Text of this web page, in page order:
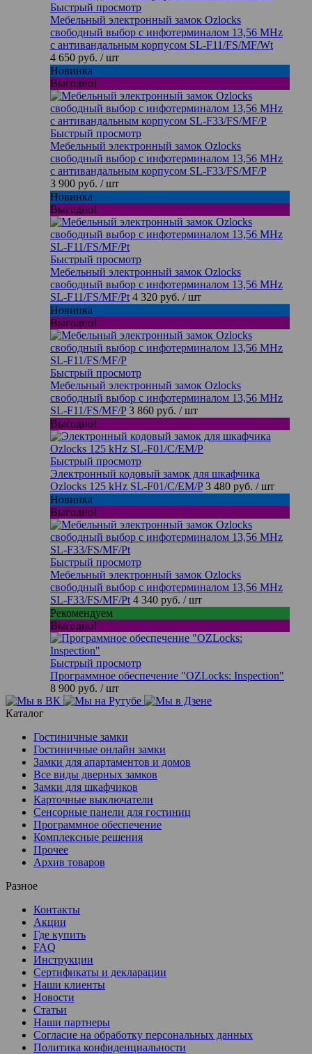
Быстрый просмотр
Мебельный электронный замок Ozlocks
свободный выбор с инфотерминалом 13,56 MHz
с антивандальным корпусом SL-F11/FS/MF/Wt
4 650 руб. / шт
Новинка
Выгодно!
Быстрый просмотр
Мебельный электронный замок Ozlocks
свободный выбор с инфотерминалом 13,56 MHz
с антивандальным корпусом SL-F33/FS/MF/P
3 900 руб. / шт
Новинка
Выгодно!
Быстрый просмотр
Мебельный электронный замок Ozlocks
свободный выбор с инфотерминалом 13,56 MHz
SL-F11/FS/MF/Pt 4 320 руб. / шт
Новинка
Выгодно!
Быстрый просмотр
Мебельный электронный замок Ozlocks
свободный выбор с инфотерминалом 13,56 MHz
SL-F11/FS/MF/P 3 860 руб. / шт
Выгодно!
Быстрый просмотр
Электронный кодовый замок для шкафчика
Ozlocks 125 kHz SL-F01/C/EM/P 3 480 руб. / шт
Новинка
Выгодно!
Быстрый просмотр
Мебельный электронный замок Ozlocks
свободный выбор с инфотерминалом 13,56 MHz
SL-F33/FS/MF/Pt 4 340 руб. / шт
Рекомендуем
Выгодно!
Быстрый просмотр
Программное обеспечение "OZLocks: Inspection"
8 900 руб. / шт
Каталог
Гостиничные замки
Гостиничные онлайн замки
Замки для апартаментов и домов
Все виды дверных замков
Замки для шкафчиков
Карточные выключатели
Сенсорные панели для гостиниц
Программное обеспечение
Комплексные решения
Прочее
Архив товаров
Разное
Контакты
Акции
Где купить
FAQ
Инструкции
Сертификаты и декларации
Наши клиенты
Новости
Статьи
Наши партнеры
Согласие на обработку персональных данных
Политика конфиденциальности